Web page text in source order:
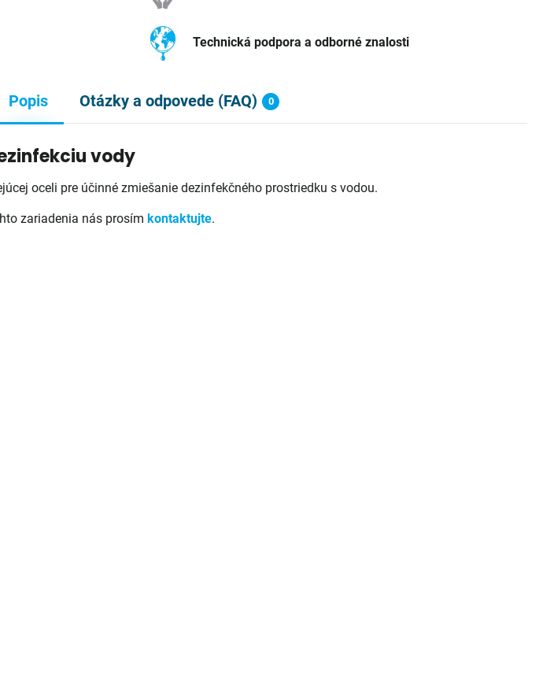
Technická podpora a odborné znalosti
Popis Otázky a odpovede (FAQ) 0
vody
oceli pre účinné zmiešanie dezinfekčného prostriedku s vodou.
zariadenia nás prosímkontaktujte.